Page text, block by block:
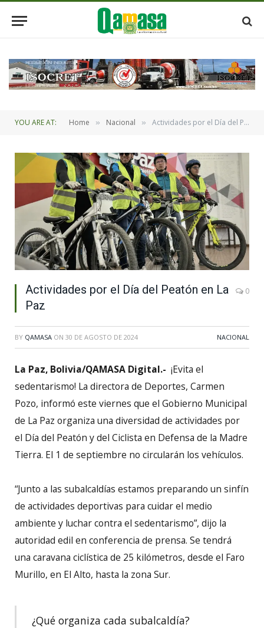
YOU ARE AT: Home » Nacional » Actividades por el Día del Peatón en La Paz
Actividades por el Día del Peatón en La
Paz
0
BY QAMASA ON 30 DE AGOSTO DE 2024 NACIONAL
La Paz, Bolivia/QAMASA Digital.- ¡Evita el
sedentarismo! La directora de Deportes, Carmen
Pozo, informó este viernes que el Gobierno Municipal
de La Paz organiza una diversidad de actividades por
el Día del Peatón y del Ciclista en Defensa de la Madre
Tierra. El 1 de septiembre no circularán los vehículos.
“Junto a las subalcaldías estamos preparando un sinfín
de actividades deportivas para cuidar el medio
ambiente y luchar contra el sedentarismo”, dijo la
autoridad edil en conferencia de prensa. Se tendrá
una caravana ciclística de 25 kilómetros, desde el Faro
Murillo, en El Alto, hasta la zona Sur.
¿Qué organiza cada subalcaldía?